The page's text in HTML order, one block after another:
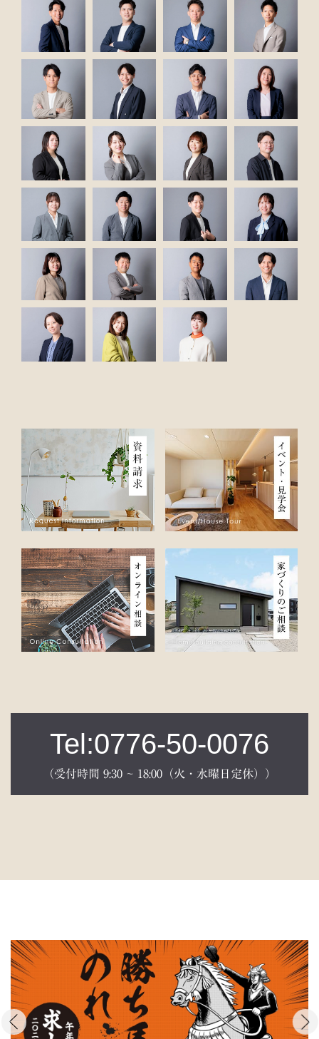
Tel:0776-50-0076
（受付時間 9:30 ~ 18:00（火・水曜日定休））